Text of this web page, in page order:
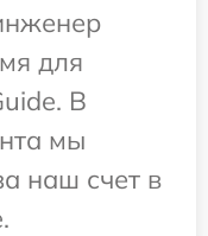
для
В
мы
наш счет в